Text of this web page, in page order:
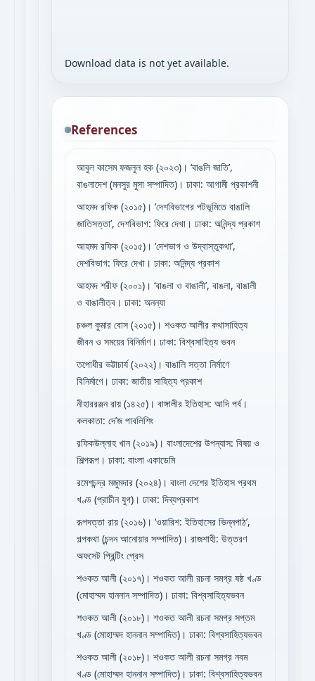
Download data is not yet available.
References
আবুল কাসেম ফজলুল হক (২০২৩)। ‘বাঙলি জাতি’,
বাঙলাদেশ (মনসুর মুসা সম্পাদিত)। ঢাকা: আগামী প্রকাশনী
আহমদ রফিক (২০১৫)। ‘দেশবিভাগের পটভূমিতে বাঙালি
জাতিসত্তা’, দেশবিভাগ: ফিরে দেখা। ঢাকা: অনিন্দ্য প্রকাশ
আহমদ রফিক (২০১৫)। ‘দেশভাগ ও উদ্বাস্তুকথা’,
দেশবিভাগ: ফিরে দেখা। ঢাকা: অনিন্দ্য প্রকাশ
আহমদ শরীফ (২০০১)। ‘বাঙলা ও বাঙালী’, বাঙলা, বাঙালী
ও বাঙালীত্ব। ঢাকা: অনন্যা
চঞ্চল কুমার বোস (২০১৫)। শওকত আলীর কথাসাহিত্য
জীবন ও সময়ের বিনির্মাণ। ঢাকা: বিশ্বসাহিত্য ভবন
তপোধীর ভট্টাচার্য (২০২২)। বাঙালি সত্তা নির্মাণে
বিনির্মাণে। ঢাকা: জাতীয় সাহিত্য প্রকাশ
নীহাররঞ্জন রায় (১৪২৫)। বাঙ্গালীর ইতিহাস: আদি পর্ব।
কলকাতা: দে’জ পাবলিশিং
রফিকউল্লাহ খান (২০১৯)। বাংলাদেশের উপন্যাস: বিষয় ও
শিল্পরূপ। ঢাকা: বাংলা একাডেমি
রমেশচন্দ্র মজুমদার (২০২৪)। বাংলা দেশের ইতিহাস প্রথম
খণ্ড (প্রাচীন যুগ)। ঢাকা: দিব্যপ্রকাশ
রূপদত্তা রায় (২০১৬)। ‘ওয়ারিশ: ইতিহাসের ভিন্নপাঠ’,
গল্পকথা (চন্দন আনোয়ার সম্পাদিত)। রাজশাহী: উত্তরণ
অফসেট প্রিন্টিং প্রেস
শওকত আলী (২০১৭)। শওকত আলী রচনা সমগ্র ষষ্ঠ খণ্ড
(মোহাম্মদ হাননান সম্পাদিত)। ঢাকা: বিশ্বসাহিত্যভবন
শওকত আলী (২০১৮)। শওকত আলী রচনা সমগ্র সপ্তম
খণ্ড (মোহাম্মদ হাননান সম্পাদিত)। ঢাকা: বিশ্বসাহিত্যভবন
শওকত আলী (২০১৮)। শওকত আলী রচনা সমগ্র নবম
খণ্ড (মোহাম্মদ হাননান সম্পাদিত)। ঢাকা: বিশ্বসাহিত্যভবন